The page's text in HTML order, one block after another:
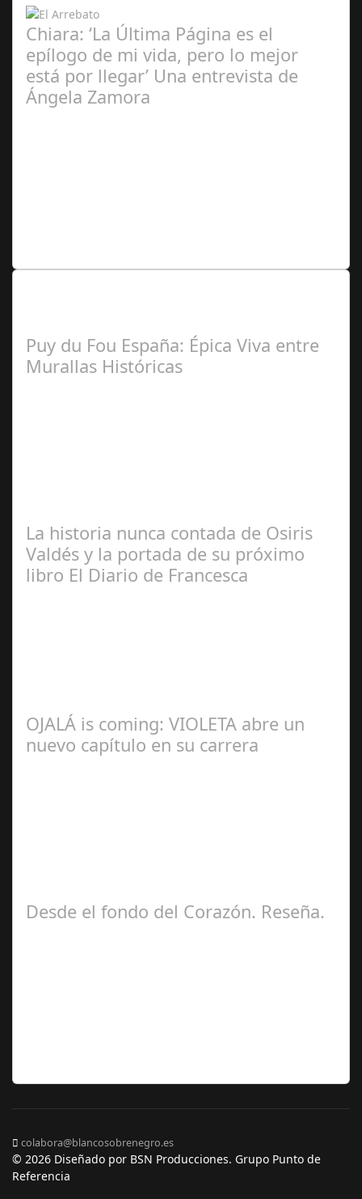
Chiara: ‘La Última Página es el
epílogo de mi vida, pero lo mejor
está por llegar’ Una entrevista de
Ángela Zamora
Puy du Fou España: Épica Viva entre
Murallas Históricas
La historia nunca contada de Osiris
Valdés y la portada de su próximo
libro El Diario de Francesca
OJALÁ is coming: VIOLETA abre un
nuevo capítulo en su carrera
Desde el fondo del Corazón. Reseña.
colabora@blancosobrenegro.es
© 2026 Diseñado por BSN Producciones. Grupo Punto de
Referencia